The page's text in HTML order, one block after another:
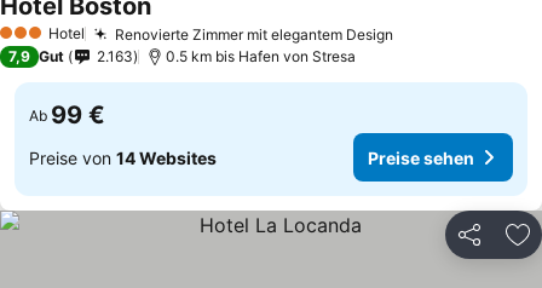
3 SterneHotel Renovierte Zimmer mit elegantem Design
Hotel Boston
7,9 Gut 2.163 0.5 km bis Hafen von Stresa
Ab 99 €
Preise von 14 Websites Preise sehen
Teilen